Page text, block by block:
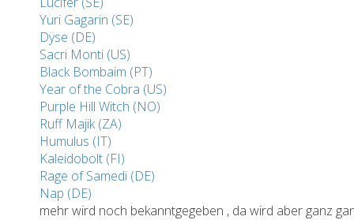
Yuri Gagarin (SE)
Dÿse (DE)
Sacri Monti (US)
Black Bombaim (PT)
Year of the Cobra (US)
Purple Hill Witch (NO)
Ruff Majik (ZA)
Humulus (IT)
Kaleidobolt (FI)
Rage of Samedi (DE)
Nap (DE)
mehr wird noch bekanntgegeben , da wird aber ganz